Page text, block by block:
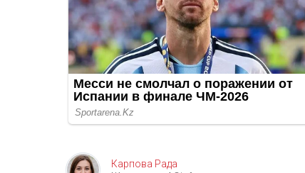
Карпова Рада